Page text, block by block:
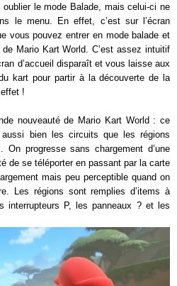
le mode Balade, mais celui-ci ne
le menu. En effet, c’est sur l’écran
vous pouvez entrer en mode balade et
Mario Kart World. C’est assez intuitif
d’accueil disparaît et vous laisse aux
kart pour partir à la découverte de la
!
nouveauté de Mario Kart World : ce
aussi bien les circuits que les régions
progresse sans chargement d’une
de se téléporter en passant par la carte
mais peu perceptible quand on
Les régions sont remplies d’items à
interrupteurs P, les panneaux ? et les